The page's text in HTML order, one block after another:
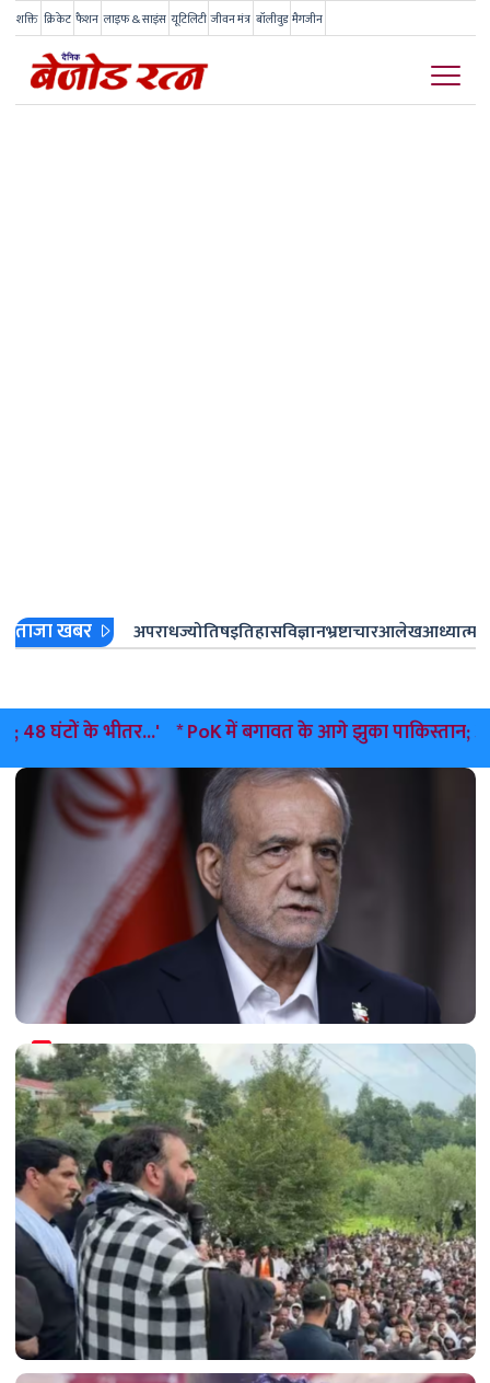
शक्ति क्रिकेट फैशन लाइफ & साइंस यूटिलिटी जीवन मंत्र बॉलीवुड मैगजीन
ताजा खबर अपराधज्योतिषइतिहासविज्ञानभ्रष्टाचारआलेखआध्यात्म
* PoK में बगावत के आगे झुका पाकिस्तान; अमन खान ने
ईरान संघर्ष पर पेज़ेशकियन का अहम बयान: 'हमने इसे शुरू नहीं
किया; 48 घंटों के भीतर...'